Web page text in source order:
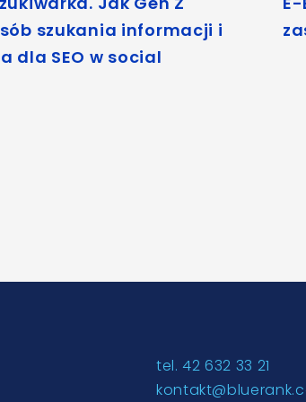
szukania informacji i
dla SEO w social
tel. 42 632 33 21